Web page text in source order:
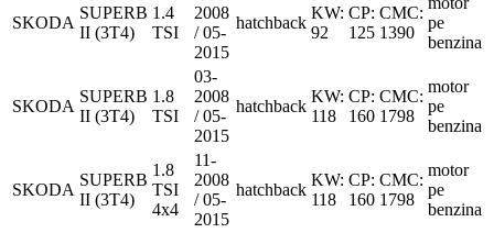
SKODA
SUPERB
II (3T4)
1.4
TSI
2008
/ 05-
2015
hatchback
KW:
92
CP:
125
CMC:
1390
pe
benzina
SKODA
SUPERB
II (3T4)
1.8
TSI
03-
2008
/ 05-
2015
hatchback
KW:
118
CP:
160
CMC:
1798
motor
pe
benzina
SKODA
SUPERB
II (3T4)
1.8
TSI
4x4
11-
2008
/ 05-
2015
hatchback
KW:
118
CP:
160
CMC:
1798
motor
pe
benzina